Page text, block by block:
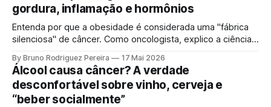
gordura, inflamação e hormônios
Entenda por que a obesidade é considerada uma "fábrica
silenciosa" de câncer. Como oncologista, explico a ciência
desequilíbrio hormonal que alimentam tumores.
By Bruno Rodriguez Pereira 17 Mai 2026
Álcool causa câncer? A verdade
desconfortável sobre vinho, cerveja e
“beber socialmente”